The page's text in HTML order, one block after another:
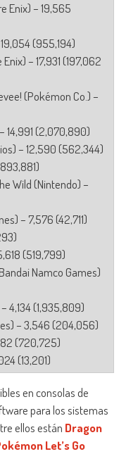
Enix) – 19,565
(955,194)
– 17,931 (197,062
(Pokémon Co.) –
14,991 (2,070,890)
– 12,590 (562,344)
Wild (Nintendo) –
– 7,576 (42,711)
(519,799)
Namco Games)
4,134 (1,935,809)
– 3,546 (204,056)
(720,725)
(13,201)
en consolas de
para los sistemas
ellos están Dragon
Let’s Go